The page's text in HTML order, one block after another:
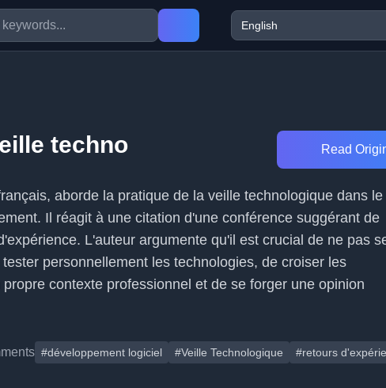
techno Read
aborde la pratique de la veille technologique dans le
Il réagit à une citation d'une conférence suggérant de
L'auteur argumente qu'il est crucial de ne pas
tester personnellement les technologies, de croiser les
contexte professionnel et de se forger une opinion
#développement logiciel #Veille Technologique #retours